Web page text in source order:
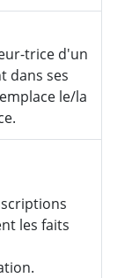
trice d'un
dans ses
le/la
les faits